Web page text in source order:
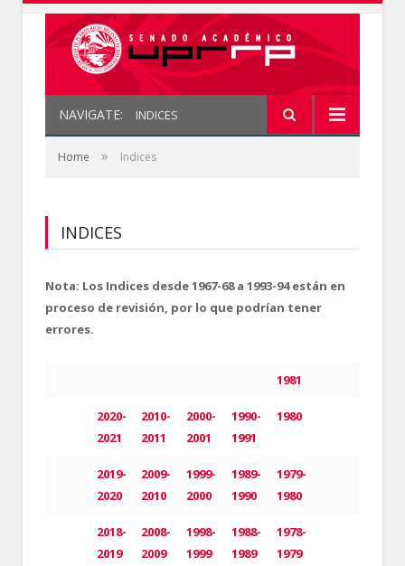
NAVIGATE: INDICES
Home » Indices
INDICES
Nota: Los Indices desde 1967-68 a 1993-94 están en
proceso de revisión, por lo que podrían tener
errores.
1981
2020-
2021
2010-
2011
2000-
2001
1990-
1991
1980
2019-
2020
2009-
2010
1999-
2000
1989-
1990
1979-
1980
2018-
2019
2008-
2009
1998-
1999
1988-
1989
1978-
1979